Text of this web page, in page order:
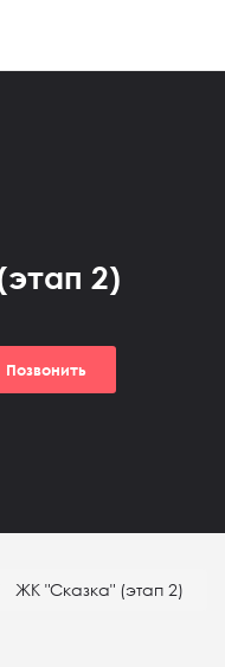
2)
Позвонить
ЖК "Сказка" (этап 2)